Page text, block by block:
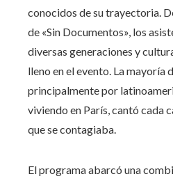
conocidos de su trayectoria.
de «Sin Documentos», los
diversas generaciones y
lleno en el evento. La mayoría
principalmente por
viviendo en París, cantó cada
que se contagiaba.
El programa abarcó una